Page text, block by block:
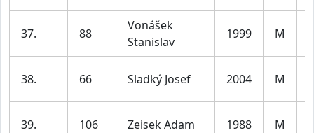
37. 88
Vonášek
Stanislav
1999 M
38. 66 Sladký Josef 2004 M
39. 106 Zeisek Adam 1988 M